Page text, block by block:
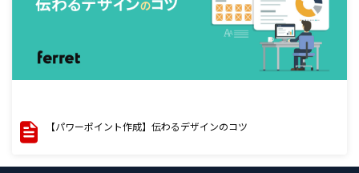
【パワーポイント作成】伝わるデザインのコツ